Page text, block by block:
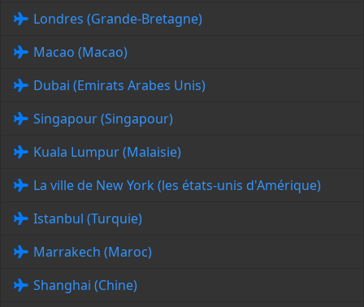
Londres (Grande-Bretagne)
Macao (Macao)
Dubai (Emirats Arabes Unis)
Singapour (Singapour)
Kuala Lumpur (Malaisie)
La ville de New York (les états-unis d'Amérique)
Istanbul (Turquie)
Marrakech (Maroc)
Shanghai (Chine)